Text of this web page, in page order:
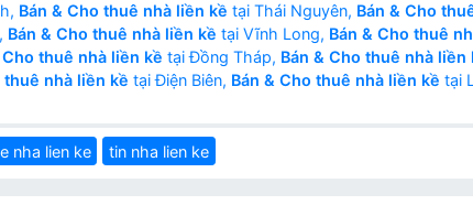
Bán & Cho thuê nhà liền kề tại Thái Nguyên, Bán & Cho
Bán & Cho thuê nhà liền kề tại Vĩnh Long, Bán & Cho thuê
Cho thuê nhà liền kề tại Đồng Tháp, Bán & Cho thuê nhà liền
thuê nhà liền kề tại Điện Biên, Bán & Cho thuê nhà liền kề tại
nha lien ke tin nha lien ke